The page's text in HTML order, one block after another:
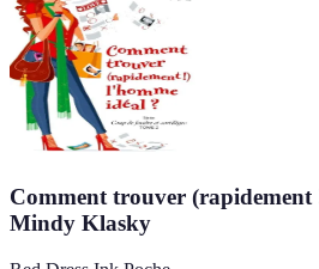
Comment trouver
Mindy Klasky